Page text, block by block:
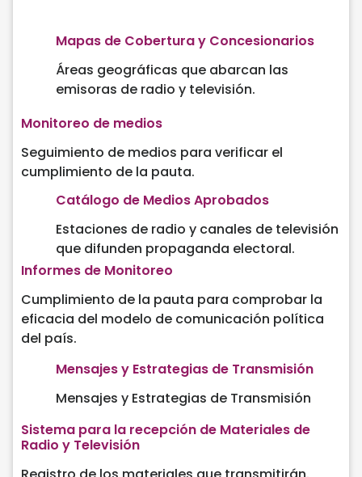
Mapas de Cobertura y Concesionarios
Áreas geográficas que abarcan las
emisoras de radio y televisión.
Monitoreo de medios
Seguimiento de medios para verificar el
cumplimiento de la pauta.
Catálogo de Medios Aprobados
Estaciones de radio y canales de televisión
que difunden propaganda electoral.
Informes de Monitoreo
Cumplimiento de la pauta para comprobar la
eficacia del modelo de comunicación política
del país.
Mensajes y Estrategias de Transmisión
Mensajes y Estrategias de Transmisión
Sistema para la recepción de Materiales de
Radio y Televisión